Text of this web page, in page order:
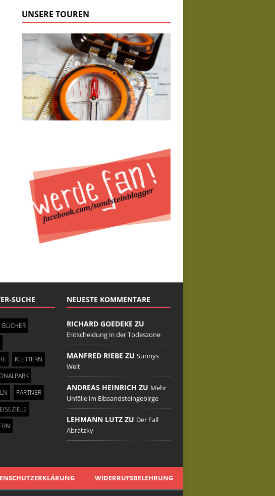
UNSERE TOUREN
SUCHE
BÜCHER
KLETTERN
PARTNER
NEUESTE KOMMENTARE
RICHARD GOEDEKE ZU
Entscheidung in der Todeszone
MANFRED RIEBE ZUSunnys
Welt
ANDREAS HEINRICH ZU Mehr
Unfälle im Elbsandsteingebirge
LEHMANN LUTZ ZU Der Fall
Abratzky
WIDERRUFSBELEHRUNG